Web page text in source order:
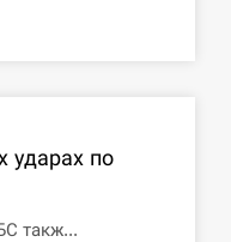
ударах по
такж...